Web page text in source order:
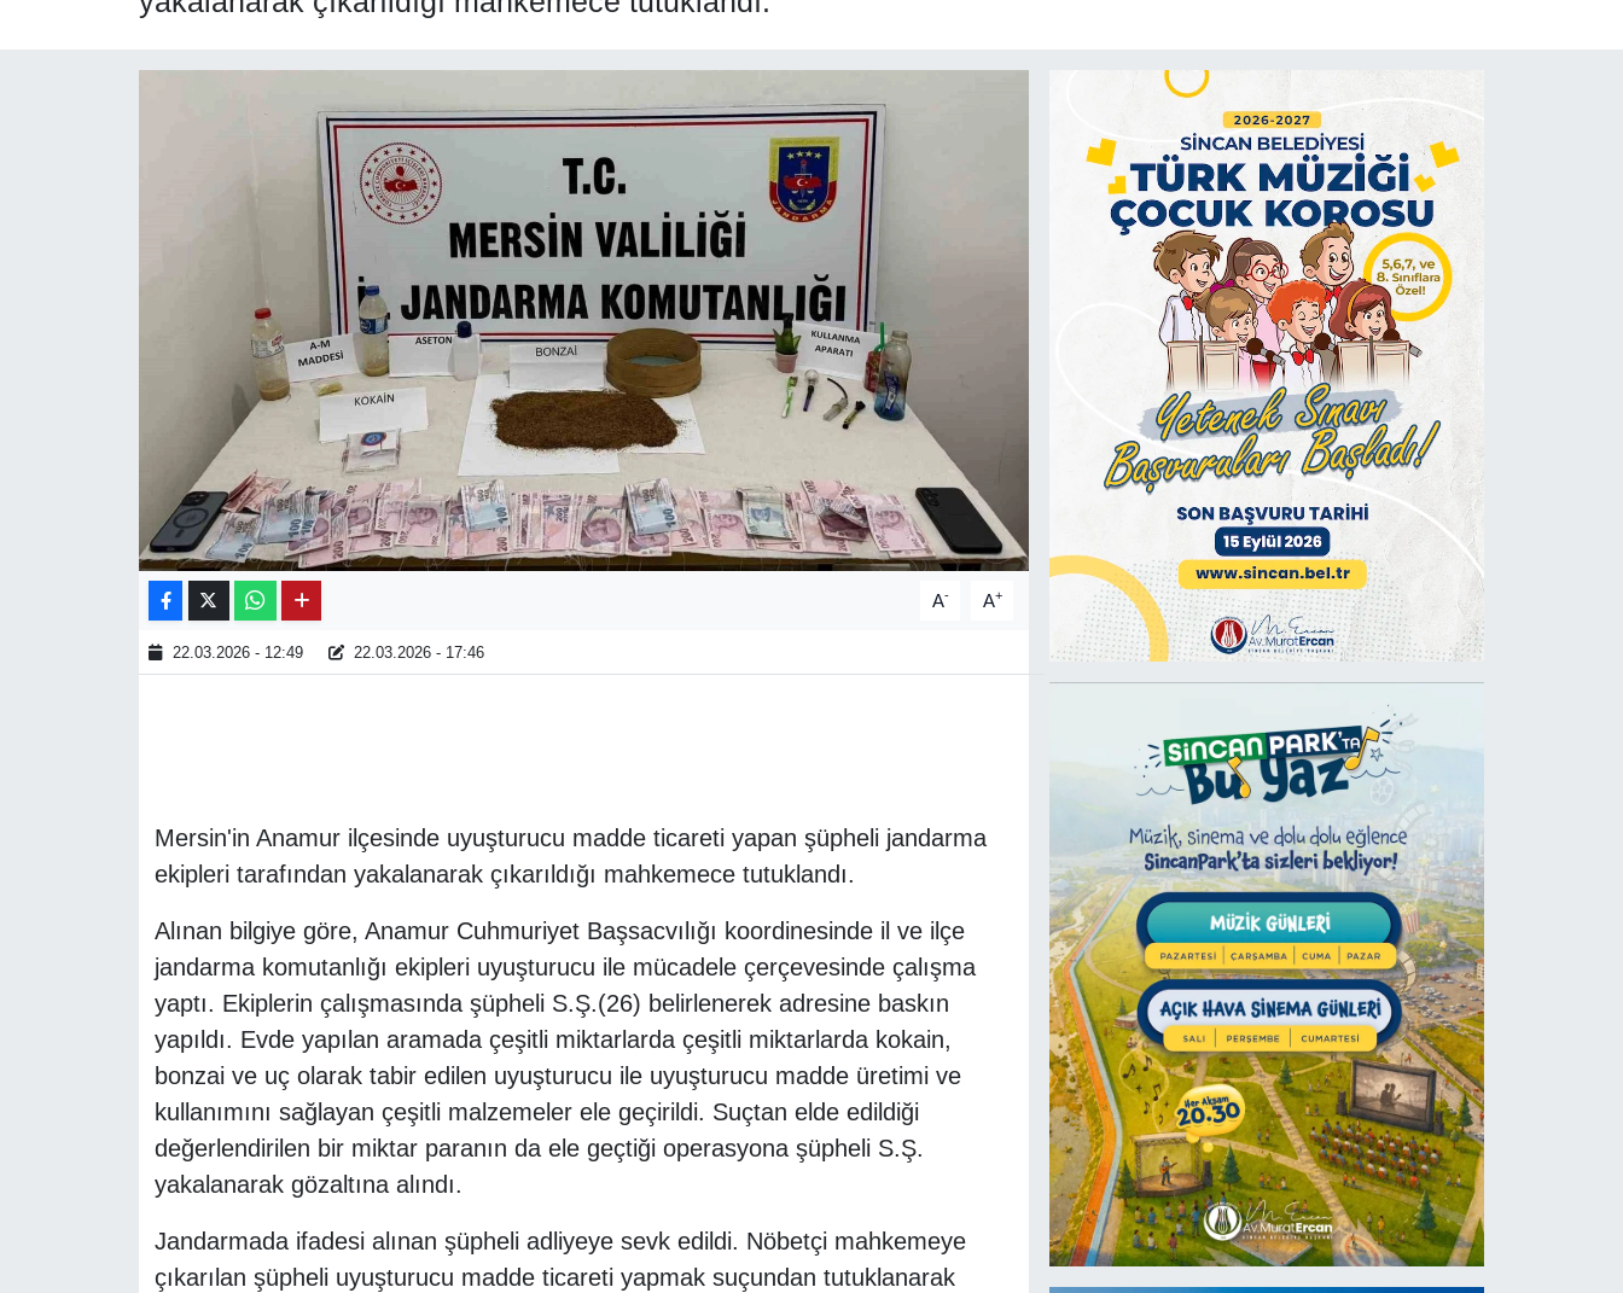
A- A+
22.03.2026 - 12:49 22.03.2026 - 17:46
Mersin'in Anamur ilçesinde uyuşturucu madde ticareti yapan şüpheli jandarma
ekipleri tarafından yakalanarak çıkarıldığı mahkemece tutuklandı.
Alınan bilgiye göre, Anamur Cuhmuriyet Başsacvılığı koordinesinde il ve ilçe
jandarma komutanlığı ekipleri uyuşturucu ile mücadele çerçevesinde çalışma
yaptı. Ekiplerin çalışmasında şüpheli S.Ş.(26) belirlenerek adresine baskın
yapıldı. Evde yapılan aramada çeşitli miktarlarda çeşitli miktarlarda kokain,
bonzai ve uç olarak tabir edilen uyuşturucu ile uyuşturucu madde üretimi ve
kullanımını sağlayan çeşitli malzemeler ele geçirildi. Suçtan elde edildiği
değerlendirilen bir miktar paranın da ele geçtiği operasyona şüpheli S.Ş.
yakalanarak gözaltına alındı.
Jandarmada ifadesi alınan şüpheli adliyeye sevk edildi. Nöbetçi mahkemeye
çıkarılan şüpheli uyuşturucu madde ticareti yapmak suçundan tutuklanarak